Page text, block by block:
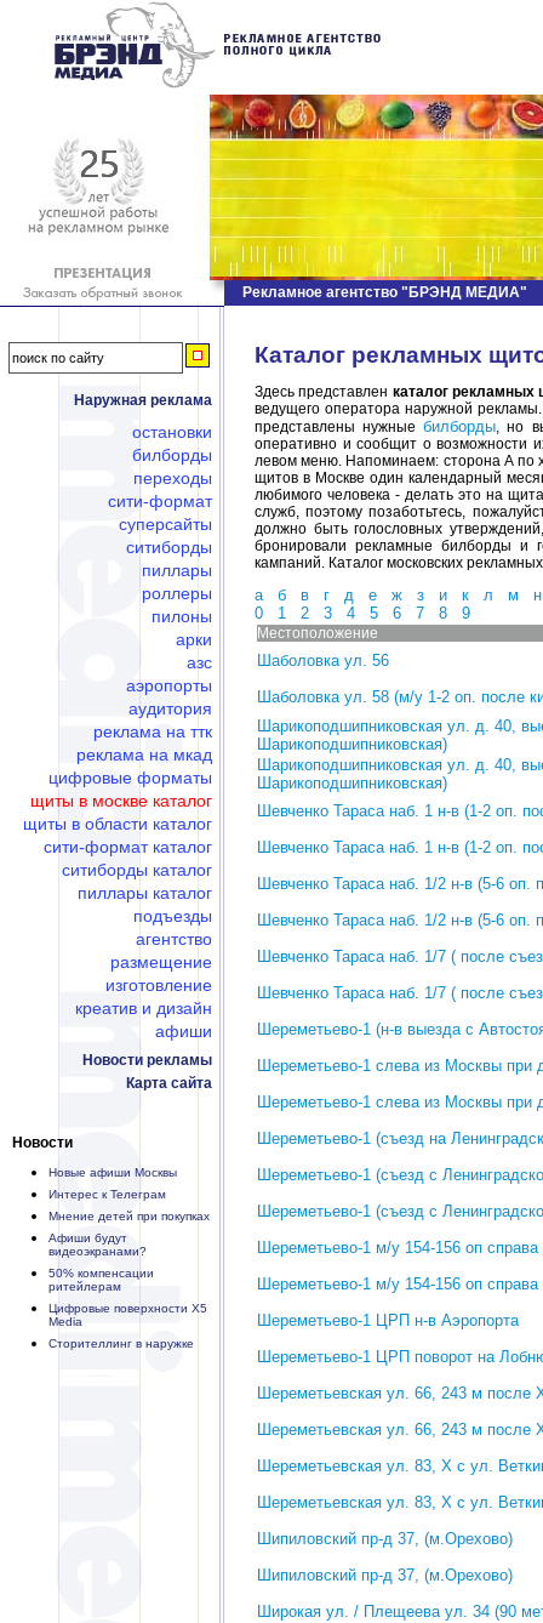
Наружная реклама
остановки
билборды
переходы
сити-формат
суперсайты
ситиборды
пиллары
роллеры
пилоны
арки
азс
аэропорты
аудитория
реклама на ттк
реклама на мкад
цифровые форматы
щиты в москве каталог
щиты в области каталог
сити-формат каталог
ситиборды каталог
пиллары каталог
подъезды
агентство
размещение
изготовление
креатив и дизайн
афиши
Новости рекламы
Карта сайта
Новости
Новые афиши Москвы
Интерес к Телеграм
Мнение детей при покупках
Афиши будут
видеоэкранами?
50% компенсации
ритейлерам
Цифровые поверхности X5
Media
Сторителлинг в наружке
Рекламное агентство "БРЭНД МЕДИА"
Каталог рекламных
Здесь представлен каталог рекламных
ведущего оператора наружной
представлены нужныебилборды, но
оперативно и сообщит о возможности
левом меню. Напоминаем: сторона А по
щитов в Москве один календарный
любимого человека - делать это на
служб, поэтому позаботьтесь,
должно быть голословных
бронировали рекламные билборды и
кампаний. Каталог московских
а б в г д е ж з и к л м
н
0
1 2 3 4 5 6 7 8 9
Местоположение
Шаболовка ул. 56
Шаболовка ул. 58 (м/у 1-2 оп. после
Шарикоподшипниковская ул. д. 40,
Шарикоподшипниковская)
Шарикоподшипниковская ул. д. 40,
Шарикоподшипниковская)
Шевченко Тараса наб. 1 н-в (1-2 оп.
Шевченко Тараса наб. 1 н-в (1-2 оп.
Шевченко Тараса наб. 1/2 н-в (5-6
Шевченко Тараса наб. 1/2 н-в (5-6
Шевченко Тараса наб. 1/7 ( после
Шевченко Тараса наб. 1/7 ( после
Шереметьево-1 (н-в выезда с
Шереметьево-1 слева из Москвы при
Шереметьево-1 слева из Москвы при
Шереметьево-1 (съезд на
Шереметьево-1 (съезд с
Шереметьево-1 (съезд с
Шереметьево-1 м/у 154-156 оп
Шереметьево-1 м/у 154-156 оп
Шереметьево-1 ЦРП н-в Аэропорта
Шереметьево-1 ЦРП поворот на
Шереметьевская ул. 66, 243 м после
Шереметьевская ул. 66, 243 м после
Шереметьевская ул. 83, Х с ул.
Шереметьевская ул. 83, Х с ул.
Шипиловский пр-д 37, (м.Орехово)
Шипиловский пр-д 37, (м.Орехово)
Широкая ул. / Плещеева ул. 34 (90